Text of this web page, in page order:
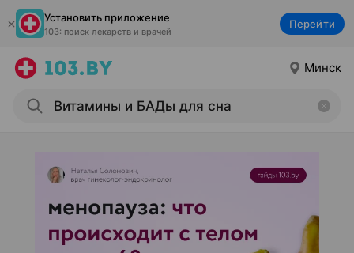
Установить приложение
103: поиск лекарств и врачей
Перейти
Минск